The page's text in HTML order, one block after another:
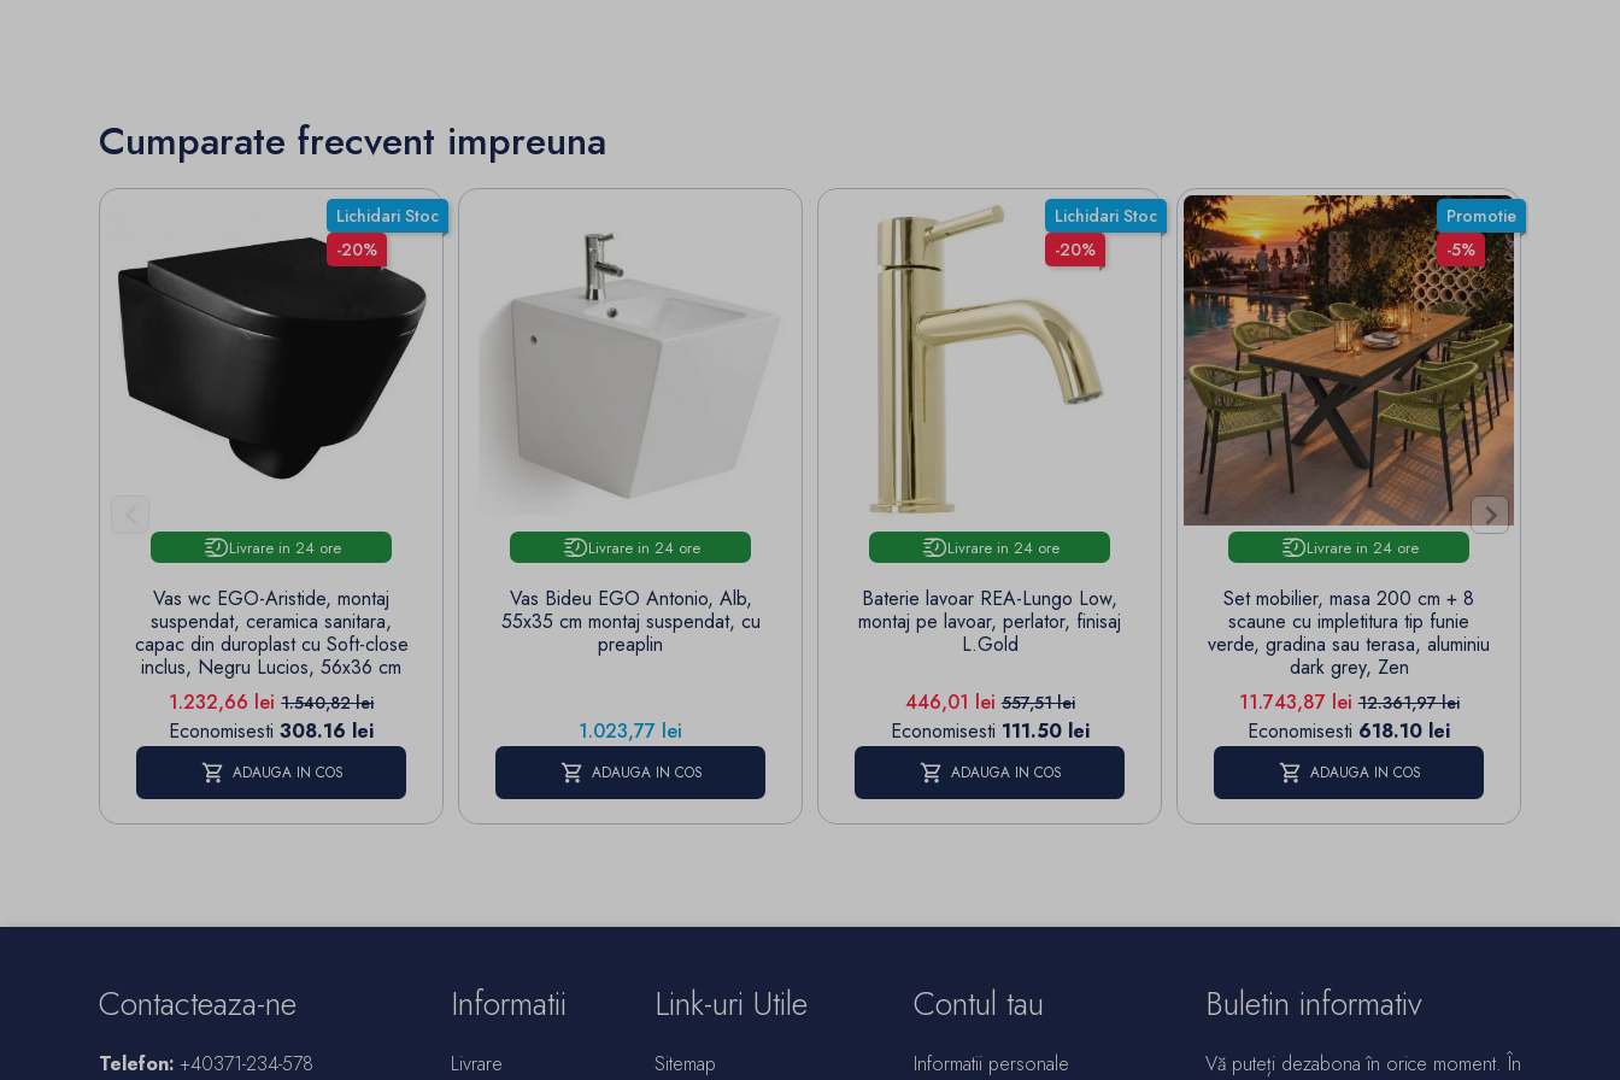
Cumparate frecvent impreuna
Lichidari Stoc
-20%
Livrare in 24 ore
Vas wc EGO-Aristide, montaj
suspendat, ceramica sanitara,
capac din duroplast cu Soft-close
inclus, Negru Lucios, 56x36 cm
Pret
1.232,66 leiPret de baza
1.540,82 lei
Economisesti 308.16 lei
ADAUGA IN COS
Livrare in 24 ore
Vas Bideu EGO Antonio, Alb,
55x35 cm montaj suspendat, cu
preaplin
Pret
1.023,77 lei
ADAUGA IN COS
Lichidari Stoc
-20%
Livrare in 24 ore
Baterie lavoar REA-Lungo Low,
montaj pe lavoar, perlator, finisaj
L.Gold
Pret
446,01 leiPret de baza
557,51 lei
Economisesti 111.50 lei
ADAUGA IN COS
Promotie
-5%
Livrare in 24 ore
Set mobilier, masa 200 cm + 8
scaune cu impletitura tip funie
verde, gradina sau terasa, aluminiu
dark grey, Zen
Pret
11.743,87 leiPret de baza
12.361,97 lei
Economisesti 618.10 lei
ADAUGA IN COS

Contacteaza-ne
Telefon: +40371-234-578
Link-uri Utile
Sitemap
Informatii
Livrare
Contul tau
Informatii personale
Buletin informativ
Vă puteți dezabona în orice moment. În